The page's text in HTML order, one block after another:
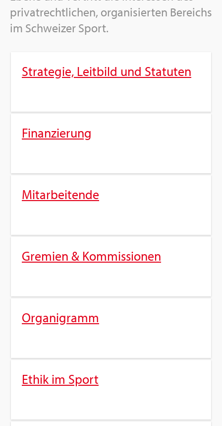
pri­vat­recht­li­chen, or­ga­ni­sier­ten Be­reichs
im Schwei­zer Sport.
Stra­te­gie, Leit­bild und Sta­tu­ten
Fi­nan­zie­rung
Mit­ar­bei­ten­de
Gre­mi­en & Kom­mis­sio­nen
Or­ga­ni­gramm
Ethik im Sport